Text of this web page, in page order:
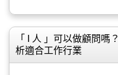
「 I 人 」可以做顧問嗎
析適合工作行業